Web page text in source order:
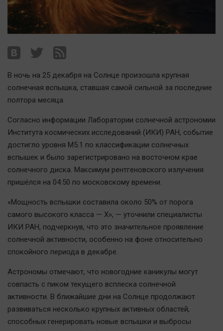
Курилка
Общество
Политика
Происшествия
Здоровье
Курилка
Мнения
Технологии
Отраслевые темы
Hедвижимость
Образование
Автомобили
XX век: криминальные уроки
Банки
В ночь на 25 декабря на Солнце произошла крупная
солнечная вспышка, ставшая самой сильной за последние
полтора месяца.
Согласно информации Лаборатории солнечной астрономии
Института космических исследований (ИКИ) РАН, событие
достигло уровня M5.1 по классификации солнечных
вспышек и было зарегистрировано на восточном крае
солнечного диска. Максимум рентгеновского излучения
пришёлся на 04:50 по московскому времени.
«Мощность вспышки составила около 50% от порога
самого высокого класса — X», — уточнили специалисты
ИКИ РАН, подчеркнув, что это значительное проявление
солнечной активности, особенно на фоне относительно
спокойного периода в декабре.
Астрономы отмечают, что новогодние каникулы могут
совпасть с пиком текущего всплеска солнечной
активности. В ближайшие дни на Солнце продолжают
развиваться несколько крупных активных областей,
способных генерировать новые вспышки и выбросы